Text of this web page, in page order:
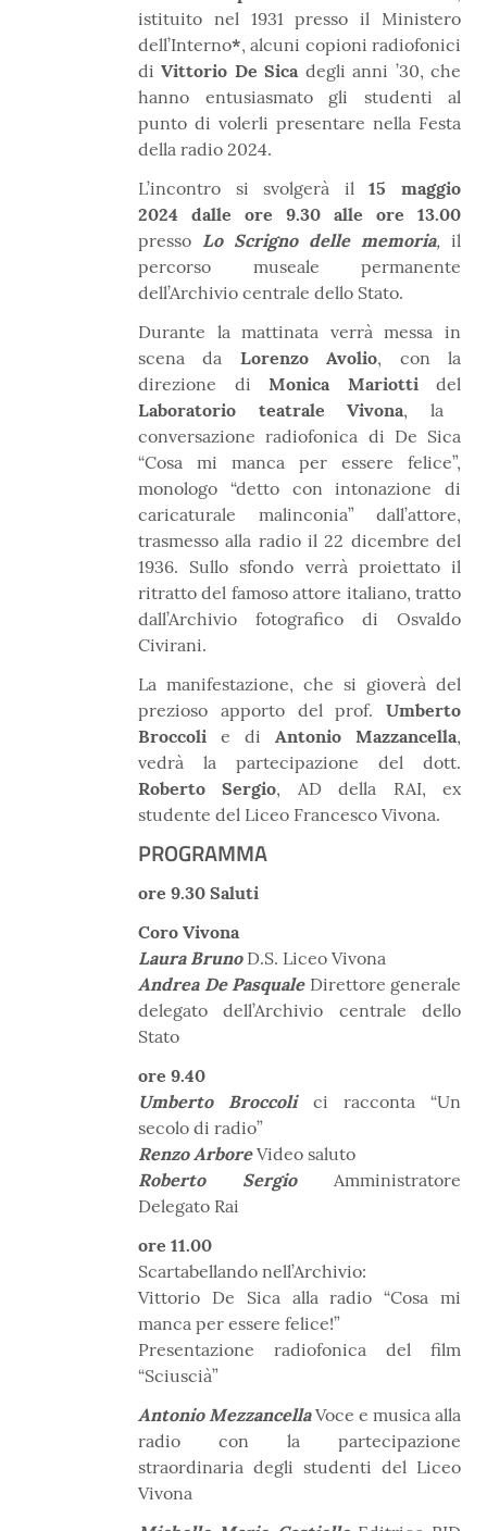
istituito nel 1931 presso il Ministero
dell’Interno*, alcuni copioni radiofonici
diVittorio De Sica degli anni ’30, che
hanno entusiasmato gli studenti al
punto di volerli presentare nella Festa
della radio 2024.
L’incontro si svolgerà il15 maggio
2024 dalle ore 9.30 alle ore 13.00
presso Lo Scrigno delle memoria, il
percorso museale permanente
dell’Archivio centrale dello Stato.
Durante la mattinata verrà messa in
scena da Lorenzo Avolio, con la
direzione di Monica Mariotti del
Laboratorio teatrale Vivona, la
conversazione radiofonica di De Sica
“Cosa mi manca per essere felice”,
monologo “detto con intonazione di
caricaturale malinconia” dall’attore,
trasmesso alla radio il 22 dicembre del
1936. Sullo sfondo verrà proiettato il
ritratto del famoso attore italiano, tratto
dall’Archivio fotografico di Osvaldo
Civirani.
La manifestazione, che si gioverà del
prezioso apporto del prof. Umberto
Broccoli e di Antonio Mazzancella,
vedrà la partecipazione del dott.
Roberto Sergio, AD della RAI, ex
studente del Liceo Francesco Vivona.
PROGRAMMA
ore 9.30 Saluti
Coro Vivona
Laura BrunoD.S. Liceo Vivona
Andrea De Pasquale Direttore generale
delegato dell’Archivio centrale dello
Stato
ore 9.40
Umberto Broccolici racconta “Un
secolo di radio”
Renzo ArboreVideo saluto
Roberto SergioAmministratore
Delegato Rai
ore 11.00
Scartabellando nell’Archivio:
Vittorio De Sica alla radio “Cosa mi
manca per essere felice!”
Presentazione radiofonica del film
“Sciuscià”
Antonio MezzancellaVoce e musica alla
radio con la partecipazione
straordinaria degli studenti del Liceo
Vivona